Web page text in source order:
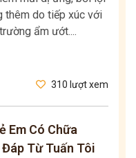
thêm do tiếp xúc với
ẩm ướt....
310 lượt xem
Em Có Chữa
Từ Tuấn Tôi